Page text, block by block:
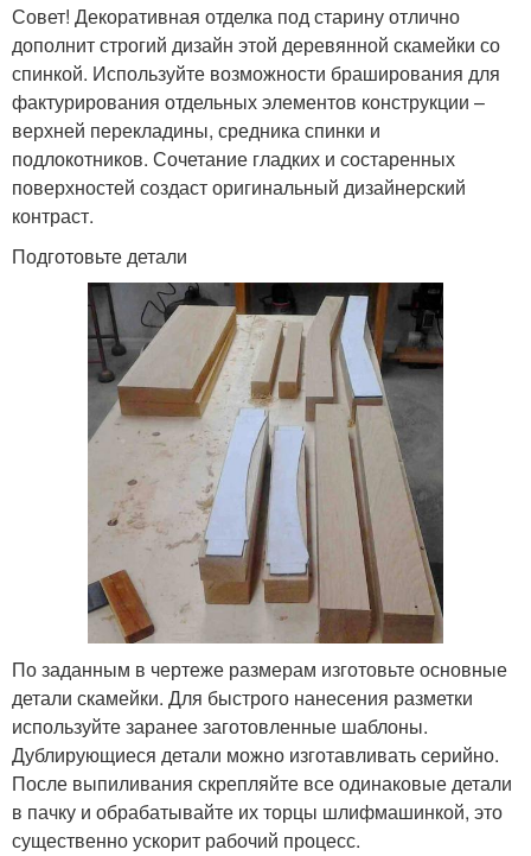
Совет! Декоративная отделка под старину отлично
дополнит строгий дизайн этой деревянной скамейки со
спинкой. Используйте возможности браширования для
фактурирования отдельных элементов конструкции –
верхней перекладины, средника спинки и
подлокотников. Сочетание гладких и состаренных
поверхностей создаст оригинальный дизайнерский
контраст.
Подготовьте детали
По заданным в чертеже размерам изготовьте основные
детали скамейки. Для быстрого нанесения разметки
используйте заранее заготовленные шаблоны.
Дублирующиеся детали можно изготавливать серийно.
После выпиливания скрепляйте все одинаковые детали
в пачку и обрабатывайте их торцы шлифмашинкой, это
существенно ускорит рабочий процесс.